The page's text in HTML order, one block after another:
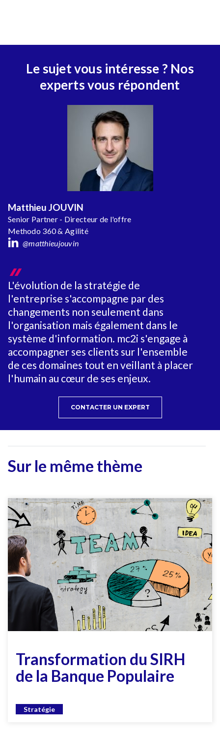
Le sujet vous intéresse ? Nos
experts vous répondent
Matthieu JOUVIN
Senior Partner - Directeur de l'offre
Methodo 360 & Agilité
@matthieujouvin
L'évolution de la stratégie de
l'entreprise s'accompagne par des
changements non seulement dans
l'organisation mais également dans le
système d'information. mc2i s'engage à
accompagner ses clients sur l'ensemble
de ces domaines tout en veillant à placer
l'humain au cœur de ses enjeux.
CONTACTER UN EXPERT
Sur le même thème
Transformation du SIRH
de la Banque Populaire
Stratégie